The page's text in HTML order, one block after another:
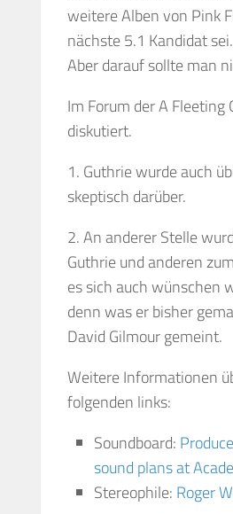
weitere Alben von Pink
nächste 5.1 Kandidat
Aber darauf sollte man
Im Forum der A
diskutiert.
1. Guthrie wurde auch
skeptisch darüber.
2. An anderer Stelle
Guthrie und anderen
es sich auch wünschen
denn was er bisher
David Gilmour gemeint.
Weitere Informationen
folgenden links:
Soundboard:
sound plans at
Stereophile: Roger